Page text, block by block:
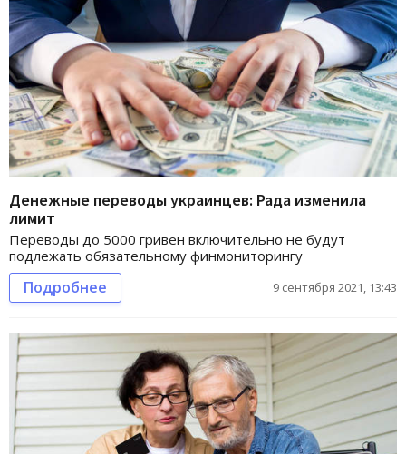
Денежные переводы украинцев: Рада изменила
лимит
Переводы до 5000 гривен включительно не будут
подлежать обязательному финмониторингу
Подробнее 9 сентября 2021, 13:43